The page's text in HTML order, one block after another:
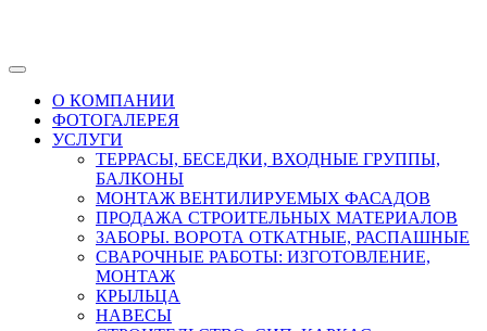
О КОМПАНИИ
ФОТОГАЛЕРЕЯ
УСЛУГИ
ТЕРРАСЫ, БЕСЕДКИ, ВХОДНЫЕ ГРУППЫ,
БАЛКОНЫ
МОНТАЖ ВЕНТИЛИРУЕМЫХ ФАСАДОВ
ПРОДАЖА СТРОИТЕЛЬНЫХ МАТЕРИАЛОВ
ЗАБОРЫ. ВОРОТА ОТКАТНЫЕ, РАСПАШНЫЕ
СВАРОЧНЫЕ РАБОТЫ: ИЗГОТОВЛЕНИЕ,
МОНТАЖ
КРЫЛЬЦА
НАВЕСЫ